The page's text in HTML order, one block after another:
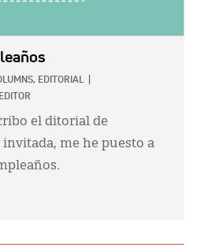
EDITORIAL
el ditorial de
me he puesto a